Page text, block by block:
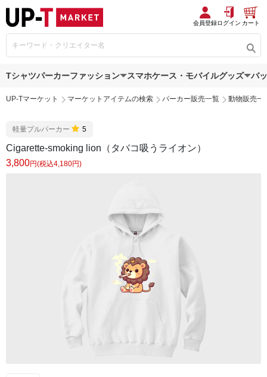
会員登録ログイン カート
Tシャツパーカーファッション スマホケース・モバイルグッズ バ
UP-Tマーケット マーケットアイテムの検索 パーカー販売一覧 動物販売一
軽量プルパーカー 5
Cigarette-smoking lion（タバコ吸うライオン）
3,800円(税込4,180円)